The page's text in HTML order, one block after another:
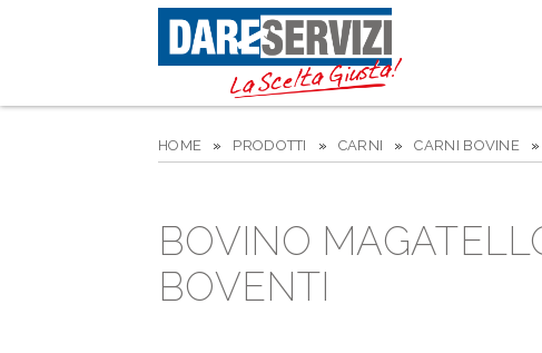
HOME » PRODOTTI » CARNI »CARNI BOVINE »
BOVINO
BOVENTI